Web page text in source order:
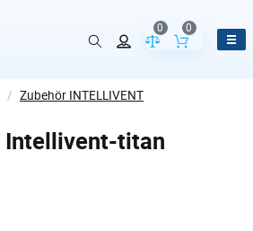
Vergleich der
0
Inhalt des
0
/ Zubehör INTELLIVENT
Intellivent-titan